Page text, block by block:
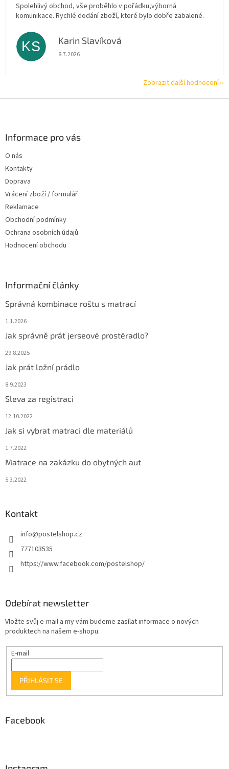
Spolehlivý obchod, vše proběhlo v pořádku,výborná
komunikace. Rychlé dodání zboží, které bylo dobře zabalené.
KS Karin Slavíková
Hodnocení obchodu je 5 z 5 hvězdiček.
8.7.2026
Zobrazit další hodnocení
Informace pro vás
O nás
Kontakty
Doprava
Vrácení zboží / formulář
Reklamace
Obchodní podmínky
Ochrana osobních údajů
Hodnocení obchodu
Informační články
Správná kombinace roštu s matrací
1.1.2026
Jak správně prát jerseové prostěradlo?
29.8.2025
Jak prát ložní prádlo
8.9.2023
Sleva za registraci
12.10.2022
Jak si vybrat matraci dle materiálů
1.7.2022
Matrace na zakázku do obytných aut
5.3.2022
Kontakt
info@postelshop.cz
777103535
https://www.facebook.com/postelshop/
Odebírat newsletter
Vložte svůj e-mail a my vám budeme zasílat informace o nových
produktech na našem e-shopu.
E-mail
PŘIHLÁSIT SE
Facebook